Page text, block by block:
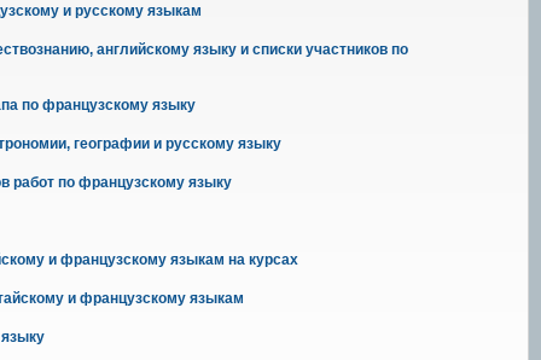
и русскому языкам
английскому языку и списки участников по
по французскому языку
географии и русскому языку
работ по французскому языку
и французскому языкам на курсах
и французскому языкам